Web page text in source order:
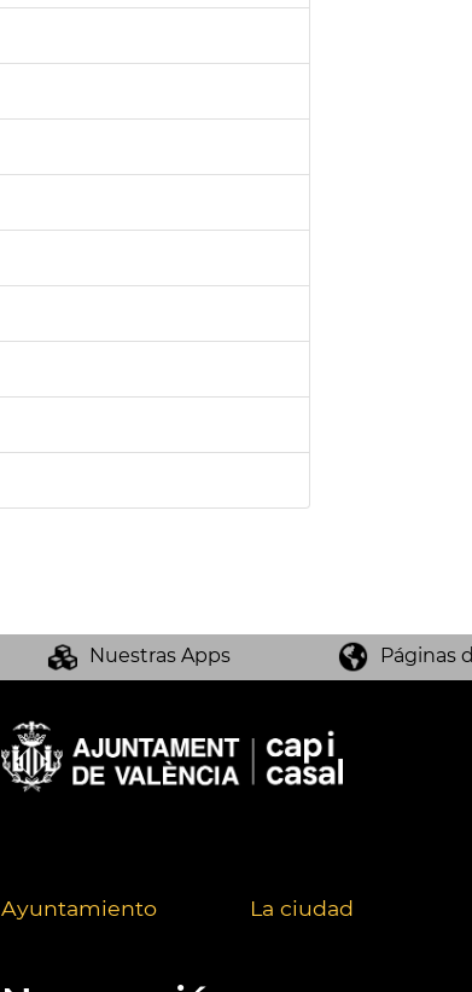
Nuestras Apps Páginas
Ayuntamiento La ciudad